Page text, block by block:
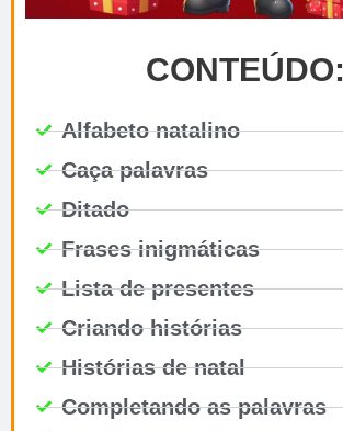
CONTEÚDO:
Alfabeto natalino
Caça palavras
Ditado
Frases inigmáticas
Lista de presentes
Criando histórias
Histórias de natal
Completando as palavras